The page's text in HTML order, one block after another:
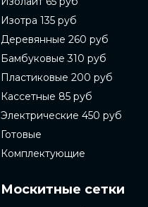
Изотра 135 руб
Деревянные 260 руб
Бамбуковые 310 руб
Пластиковые 200 руб
Кассетные 85 руб
Электрические 450 руб
Готовые
Комплектующие
Москитные сетки